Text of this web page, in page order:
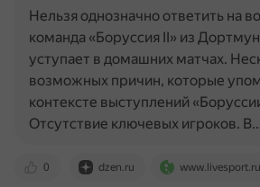
0 dzen.ru www.livesport.ru
Нельзя однозначно ответить на
команда «Боруссия II» из
уступает в домашних матчах.
возможных причин, которые
контексте выступлений
Отсутствие ключевых игроков.